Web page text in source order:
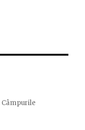
Câmpurile